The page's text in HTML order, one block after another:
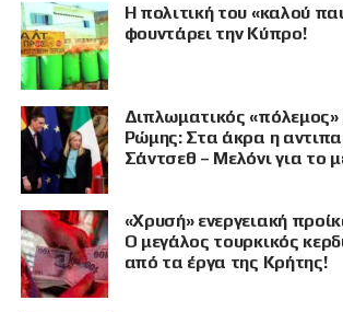
Η πολιτική του «καλού
φουντάρει την Κύπρο!
Διπλωματικός «πόλεμος»
Ρώμης: Στα άκρα η
Σάντσεθ – Μελόνι για το
«Χρυσή» ενεργειακή
Ο μεγάλος τουρκικός
από τα έργα της Κρήτης!